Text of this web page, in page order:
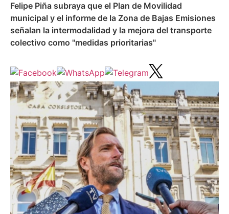
Felipe Piña subraya que el Plan de Movilidad
municipal y el informe de la Zona de Bajas Emisiones
señalan la intermodalidad y la mejora del transporte
colectivo como "medidas prioritarias"